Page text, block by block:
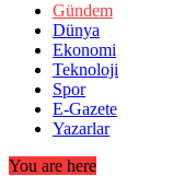
Gündem
Dünya
Ekonomi
Teknoloji
Spor
E-Gazete
Yazarlar
You are here